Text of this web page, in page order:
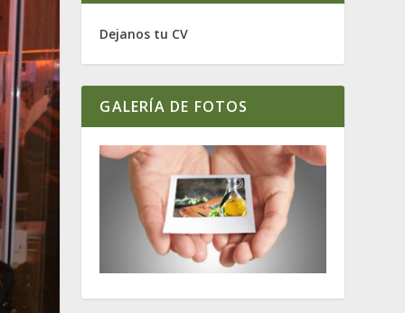
Dejanos tu CV
GALERÍA DE FOTOS